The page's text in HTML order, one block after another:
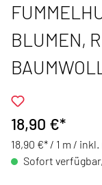
BLUMEN,
18,90 €*
18,90 €* / 1 m / inkl.
Sofort